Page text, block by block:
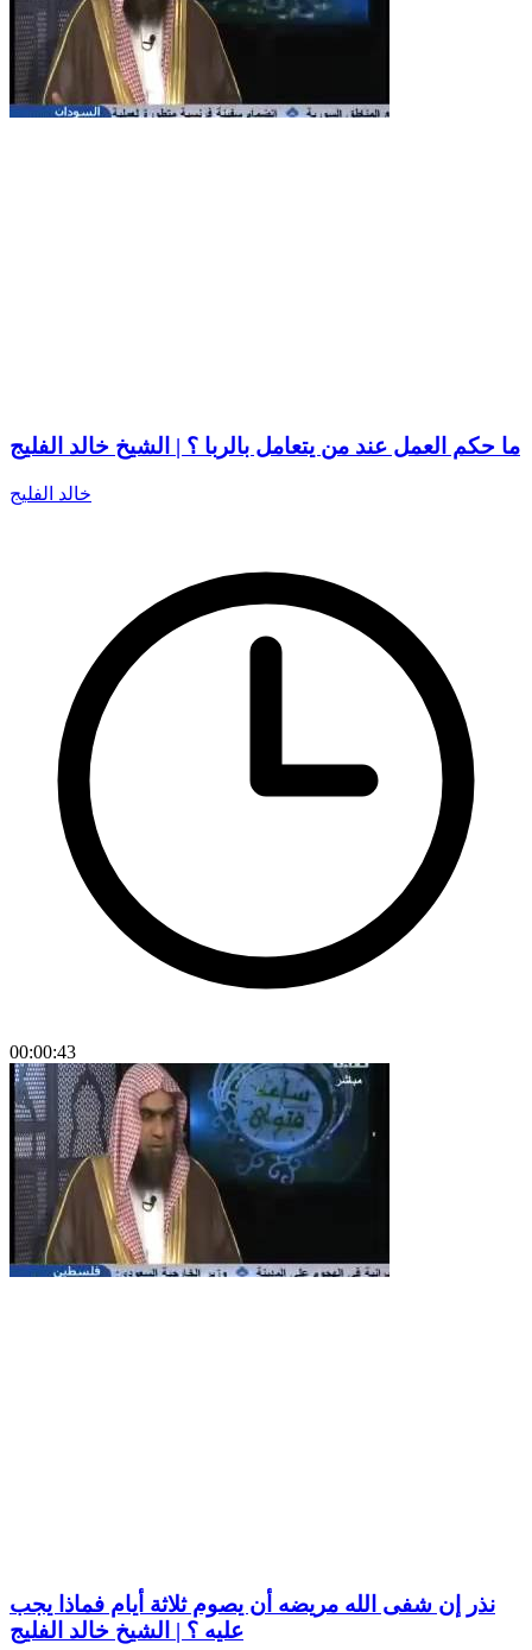
ما حكم العمل عند من يتعامل بالربا ؟ | الشيخ خالد الفليج
خالد الفليج
00:00:43
نذر إن شفى الله مريضه أن يصوم ثلاثة أيام فماذا يجب
عليه ؟ | الشيخ خالد الفليج